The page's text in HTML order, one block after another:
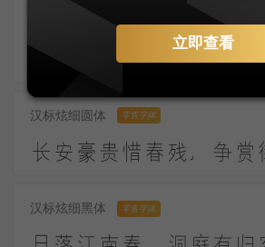
零售字体
汉标炫细圆体 零售字体
汉标炫细黑体 零售字体
立即查看